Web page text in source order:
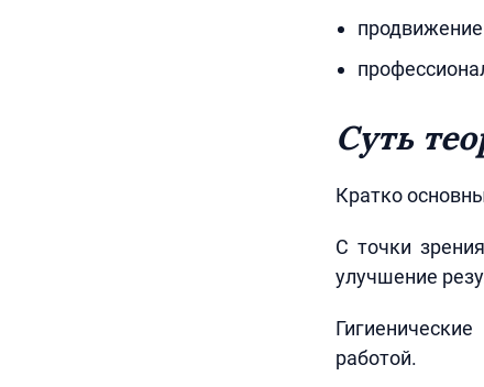
Суть
Кратко
С точки
улучшение
работой.